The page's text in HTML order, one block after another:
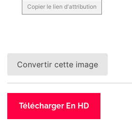
Copier le lien d'attribution
Convertir cette image
Télécharger En HD